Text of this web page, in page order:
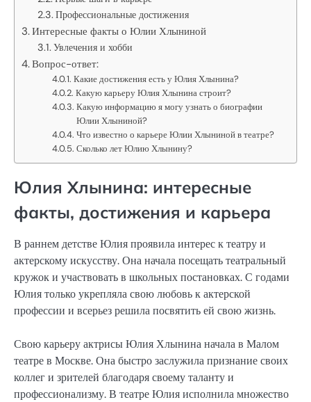
Профессиональные достижения
Интересные факты о Юлии Хлыниной
Увлечения и хобби
Вопрос-ответ:
Какие достижения есть у Юлия Хлынина?
Какую карьеру Юлия Хлынина строит?
Какую информацию я могу узнать о биографии
Юлии Хлыниной?
Что известно о карьере Юлии Хлыниной в театре?
Сколько лет Юлию Хлынину?
Юлия Хлынина: интересные
факты, достижения и карьера
В раннем детстве Юлия проявила интерес к театру и
актерскому искусству. Она начала посещать театральный
кружок и участвовать в школьных постановках. С годами
Юлия только укрепляла свою любовь к актерской
профессии и всерьез решила посвятить ей свою жизнь.
Свою карьеру актрисы Юлия Хлынина начала в Малом
театре в Москве. Она быстро заслужила признание своих
коллег и зрителей благодаря своему таланту и
профессионализму. В театре Юлия исполнила множество